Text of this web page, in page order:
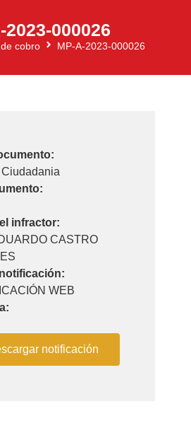
2023-000026
cobro MP-A-2023-000026
infractor:
CASTRO
WEB
notificación